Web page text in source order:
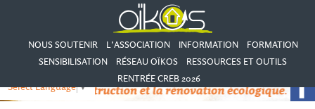
NOUS SOUTENIR L’ASSOCIATION INFORMATION
FORMATION
SENSIBILISATION
RÉSEAU OÏKOS
RESSOURCES ET OUTILS
RENTRÉE CREB 2026
Select Language▼